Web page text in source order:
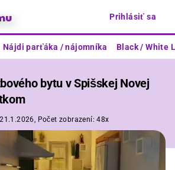
Prihlásiť sa
Nájdi parťáka / nájomníka Black / White
bytu v Spišskej Novej
21.1.2026, Počet zobrazení:48x